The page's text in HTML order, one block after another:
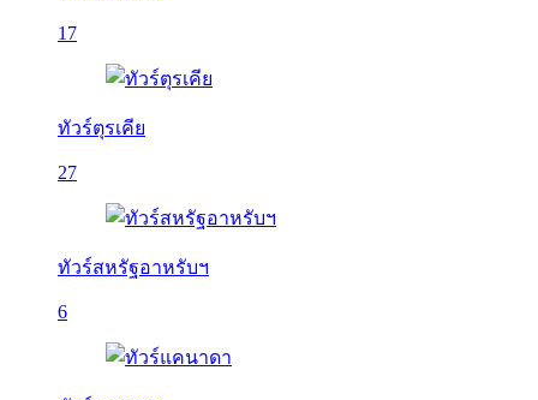
17
ทัวร์ตุรเคีย
27
ทัวร์สหรัฐอาหรับฯ
6